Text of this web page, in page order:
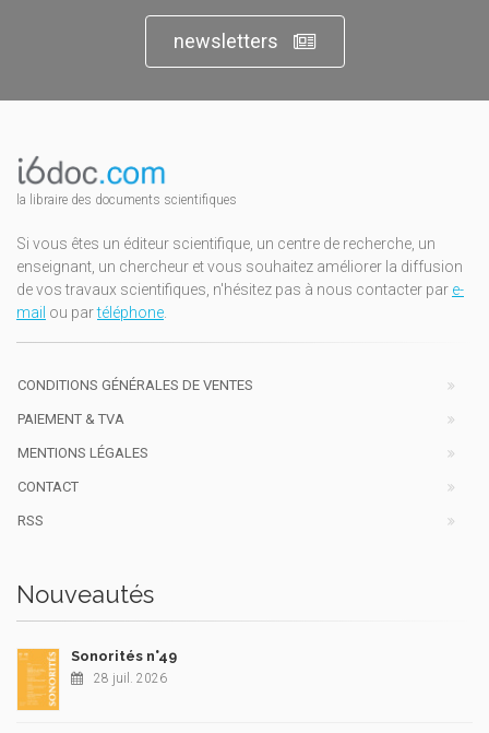
newsletters
la libraire des documents scientifiques
Si vous êtes un éditeur scientifique, un centre de recherche, un
enseignant, un chercheur et vous souhaitez améliorer la diffusion
de vos travaux scientifiques, n'hésitez pas à nous contacter par e-
mail ou partéléphone.
CONDITIONS GÉNÉRALES DE VENTES
PAIEMENT & TVA
MENTIONS LÉGALES
CONTACT
RSS
Nouveautés
Sonorités n°49
28 juil. 2026